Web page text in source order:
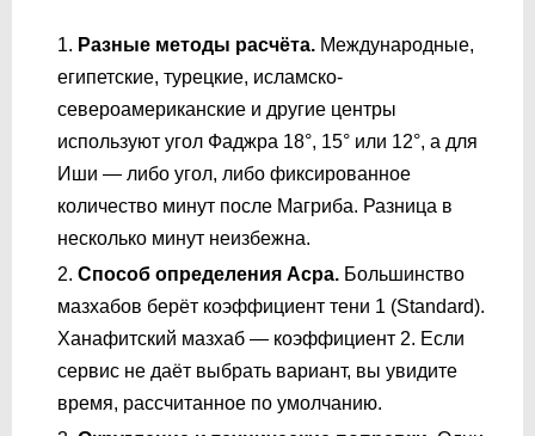
Разные методы расчёта. Международные,
египетские, турецкие, исламско-
североамериканские и другие центры
используют угол Фаджра 18°, 15° или 12°, а для
Иши — либо угол, либо фиксированное
количество минут после Магриба. Разница в
несколько минут неизбежна.
Способ определения Асра. Большинство
мазхабов берёт коэффициент тени 1 (Standard).
Ханафитский мазхаб — коэффициент 2. Если
сервис не даёт выбрать вариант, вы увидите
время, рассчитанное по умолчанию.